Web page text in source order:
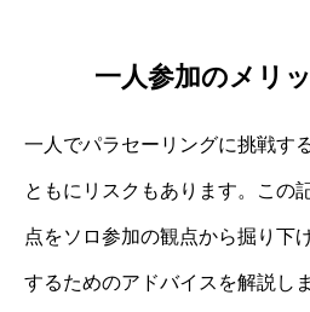
一人参加のメリ
一人でパラセーリングに挑戦す
ともにリスクもあります。この
点をソロ参加の観点から掘り下
するためのアドバイスを解説しま